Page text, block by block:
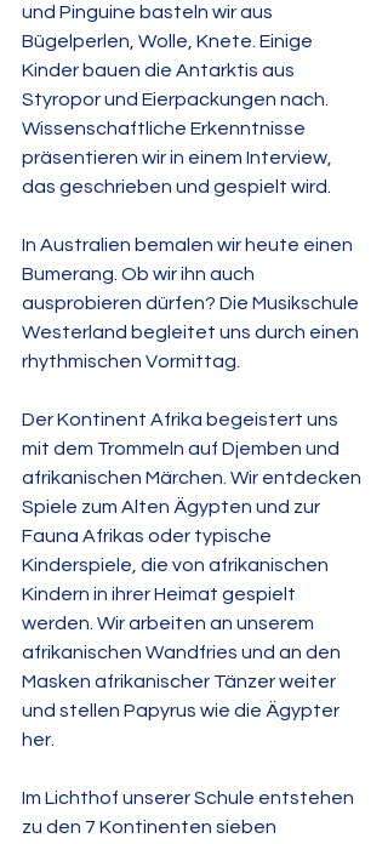
und Pinguine basteln wir aus
Bügelperlen, Wolle, Knete. Einige
Kinder bauen die Antarktis aus
Styropor und Eierpackungen nach.
Wissenschaftliche Erkenntnisse
präsentieren wir in einem Interview,
das geschrieben und gespielt wird.
In Australien bemalen wir heute einen
Bumerang. Ob wir ihn auch
ausprobieren dürfen? Die Musikschule
Westerland begleitet uns durch einen
rhythmischen Vormittag.
Der Kontinent Afrika begeistert uns
mit dem Trommeln auf Djemben und
afrikanischen Märchen. Wir entdecken
Spiele zum Alten Ägypten und zur
Fauna Afrikas oder typische
Kinderspiele, die von afrikanischen
Kindern in ihrer Heimat gespielt
werden. Wir arbeiten an unserem
afrikanischen Wandfries und an den
Masken afrikanischer Tänzer weiter
und stellen Papyrus wie die Ägypter
her.
Im Lichthof unserer Schule entstehen
zu den 7 Kontinenten sieben